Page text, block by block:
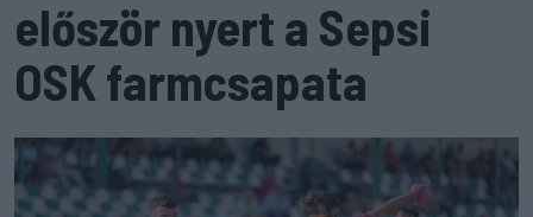
először nyert a Sepsi
OSK farmcsapata